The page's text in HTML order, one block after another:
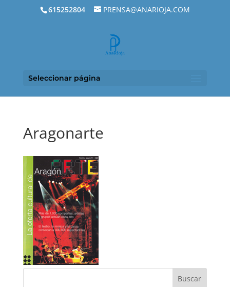
615252804 PRENSA@ANARIOJA.COM
Seleccionar página
Aragonarte